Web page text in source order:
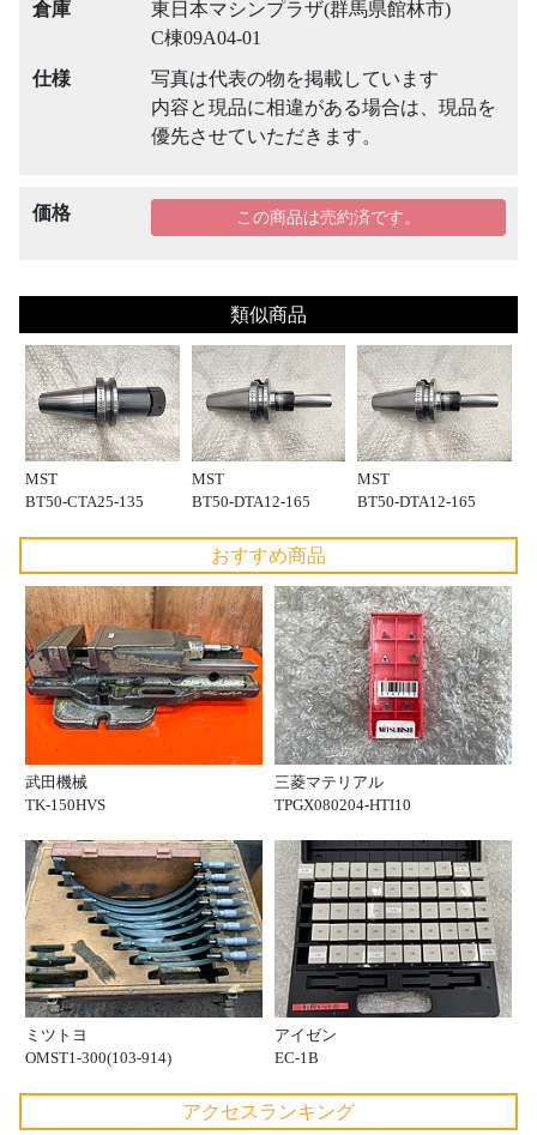
倉庫
東日本マシンプラザ(群馬県館林市)
C棟09A04-01
仕様
写真は代表の物を掲載しています
内容と現品に相違がある場合は、現品を
優先させていただきます。
価格 この商品は売約済です。
類似商品
MST
BT50-CTA25-135
MST
BT50-DTA12-165
MST
BT50-DTA12-165
おすすめ商品
武田機械
TK-150HVS
三菱マテリアル
TPGX080204-HTI10
ミツトヨ
OMST1-300(103-914)
アイゼン
EC-1B
アクセスランキング